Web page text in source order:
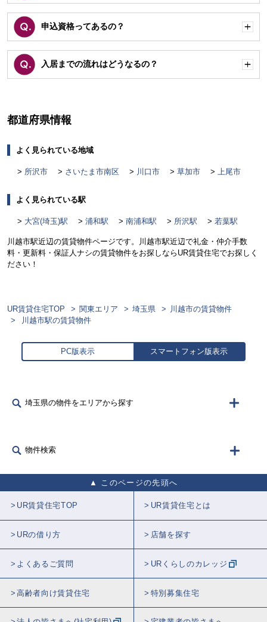
く
申込資格ってあるの？
く
入居までの流れはどうなるの？
く
都道府県情報
よく見られている地域
所沢市 さいたま市南区 川口市 草加市 上尾市
よく見られている駅
大宮(埼玉)駅 浦和駅 南浦和駅 所沢駅 若葉駅
川越市駅近辺の賃貸物件ページです。川越市駅近辺で礼金・仲介手数
料・更新料・保証人ナシの賃貸物件をお探しならUR賃貸住宅でお探しく
ださい！
UR賃貸住宅TOP 関東エリア 埼玉県
川越市の賃貸物件
川越市駅の賃貸物件
PC版表示 スマートフォン版表示
埼玉県の物件をエリアから探す
物件検索
このページの先頭へ
UR賃貸住宅TOP UR賃貸住宅とは
URの借り方 店舗を探す
よくあるご質問 URくらしのカレッジ
高齢者向け賃貸住宅 特別募集住宅